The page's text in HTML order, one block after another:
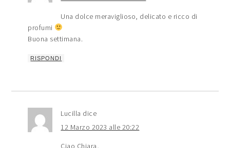
Una dolce meraviglioso, delicato e ricco di
profumi
Buona settimana.
RISPONDI
Lucilla dice
12 Marzo 2023 alle 20:22
Ciao Chiara,